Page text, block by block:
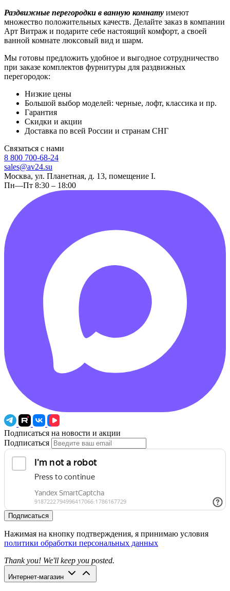
Раздвижные перегородки в ванную комнату имеют
множество положительных качеств. Делайте заказ в компании
Арт Витраж и подарите себе настоящий комфорт, а своей
ванной комнате люксовый вид и шарм.
Мы готовы предложить удобное и выгодное сотрудничество
при заказе комплектов фурнитуры для раздвижных
перегородок:
Низкие цены
Большой выбор моделей: черные, лофт, классика и пр.
Гарантия
Скидки и акции
Доставка по всей России и странам СНГ
Связаться с нами
8 800 700-68-24
sales@av24.su
Москва, ул. Планетная, д. 13, помещение I.
Пн—Пт 8:30 – 18:00
Подписаться на новости и акции
Подписаться
Подписаться
Нажимая на кнопку подтверждения, я принимаю условия
политики обработки персональных данных
Thank you! We'll keep you posted.
Интернет-магазин